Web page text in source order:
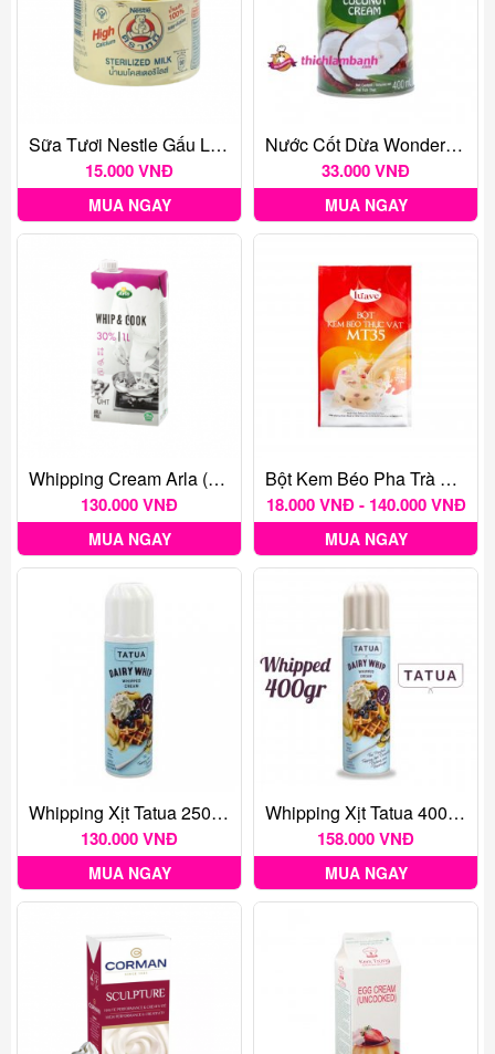
Sữa Tươi Nestle Gấu Lon Thái Lan (140ml)
15.000 VNĐ
MUA NGAY
Nước Cốt Dừa Wonderfarm 400ml
33.000 VNĐ
MUA NGAY
Whipping Cream Arla (Tím) 30% 1L
130.000 VNĐ
MUA NGAY
Bột Kem Béo Pha Trà Sữa Indo Luave MT35
18.000 VNĐ - 140.000 VNĐ
MUA NGAY
Whipping Xịt Tatua 250g (ít Béo)
130.000 VNĐ
MUA NGAY
Whipping Xịt Tatua 400g (ít Béo)
158.000 VNĐ
MUA NGAY